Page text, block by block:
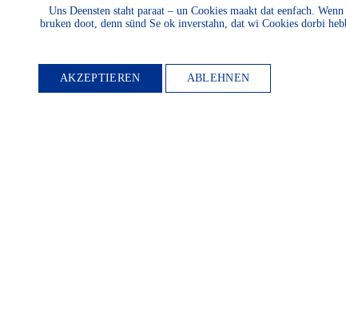
Uns Deensten staht paraat – un Cookies maakt dat eenfach. Wenn
bruken doot, denn sünd Se ok inverstahn, dat wi Cookies dorbi
AKZEPTIEREN ABLEHNEN